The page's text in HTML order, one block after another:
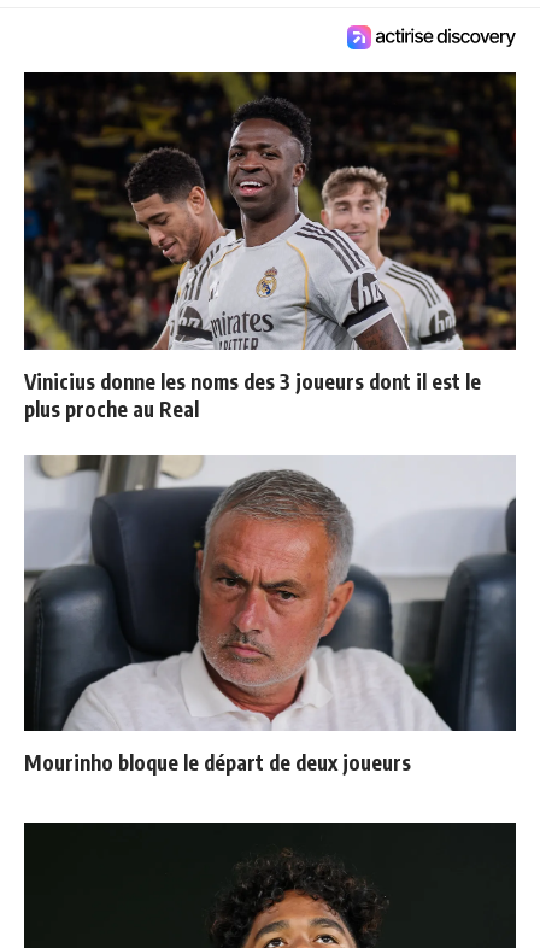
Vinicius donne les noms des 3 joueurs dont il est le
plus proche au Real
Mourinho bloque le départ de deux joueurs